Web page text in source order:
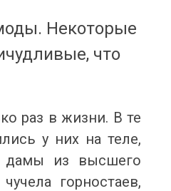
Некоторые
что
раз в жизни. В те
у них на теле,
дамы из высшего
горностаев,